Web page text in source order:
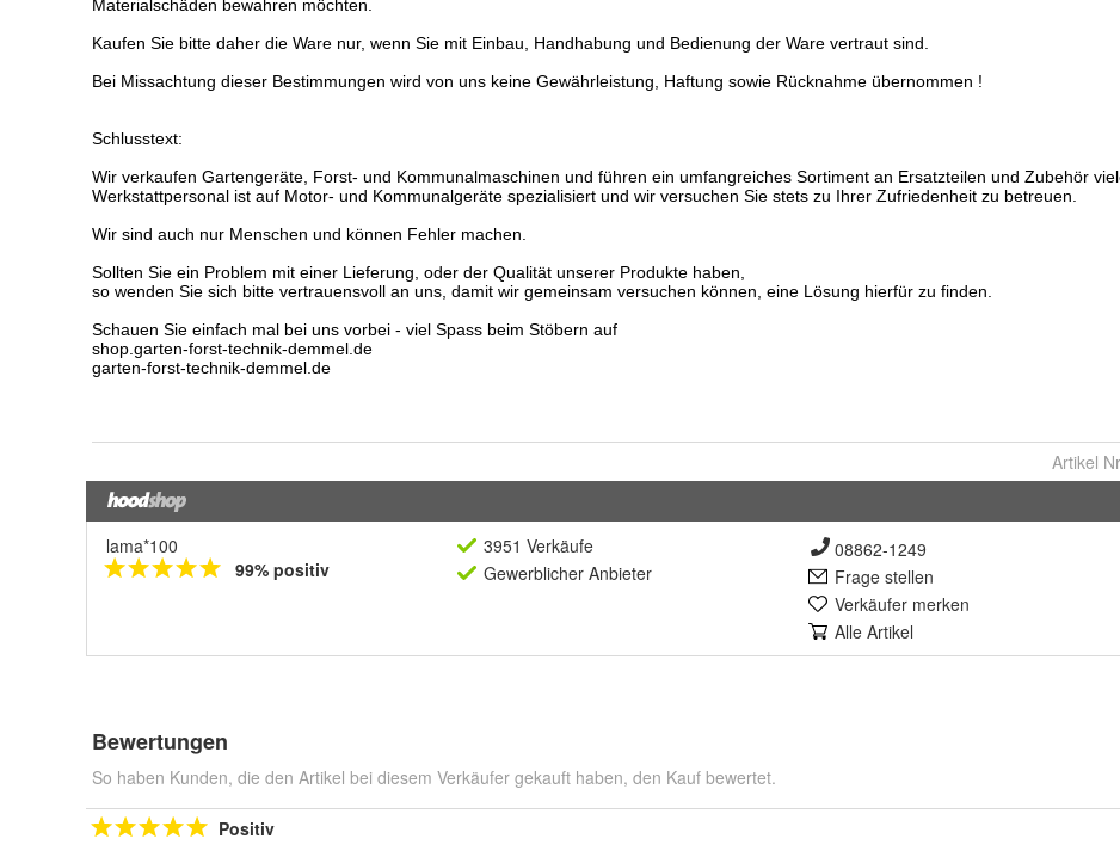
Artikel
lama*100
99% positiv
3951 Verkäufe
Gewerblicher Anbieter
08862-1249
Frage stellen
Verkäufer merken
Alle Artikel
Bewertungen
So haben Kunden, die den Artikel bei diesem Verkäufer gekauft haben, den Kauf bewertet.
Positiv